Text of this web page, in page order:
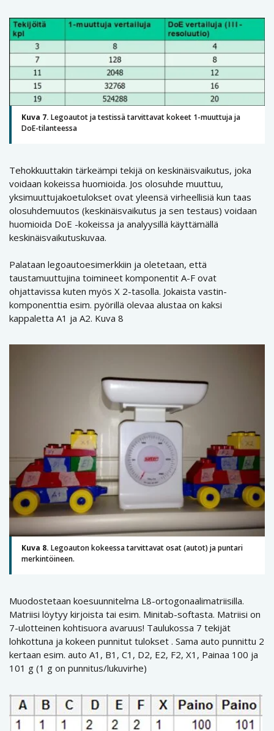
Kuva 7. Legoautot ja testissä tarvittavat kokeet 1-muuttuja ja
DoE-tilanteessa
Tehokkuuttakin tärkeämpi tekijä on keskinäisvaikutus, joka
voidaan kokeissa huomioida. Jos olosuhde muuttuu,
yksimuuttujakoetulokset ovat yleensä virheellisiä kun taas
olosuhdemuutos (keskinäisvaikutus ja sen testaus) voidaan
huomioida DoE -kokeissa ja analyysillä käyttämällä
keskinäisvaikutuskuvaa.
Palataan legoautoesimerkkiin ja oletetaan, että
taustamuuttujina toimineet komponentit A-F ovat
ohjattavissa kuten myös X 2-tasolla. Jokaista vastin-
komponenttia esim. pyörillä olevaa alustaa on kaksi
kappaletta A1 ja A2. Kuva 8
Kuva 8. Legoauton kokeessa tarvittavat osat (autot) ja puntari
merkintöineen.
Muodostetaan koesuunnitelma L8-ortogonaalimatriisilla.
Matriisi löytyy kirjoista tai esim. Minitab-softasta. Matriisi on
7-ulotteinen kohtisuora avaruus! Taulukossa 7 tekijät
lohkottuna ja kokeen punnitut tulokset . Sama auto punnittu 2
kertaan esim. auto A1, B1, C1, D2, E2, F2, X1, Painaa 100 ja
101 g (1 g on punnitus/lukuvirhe)